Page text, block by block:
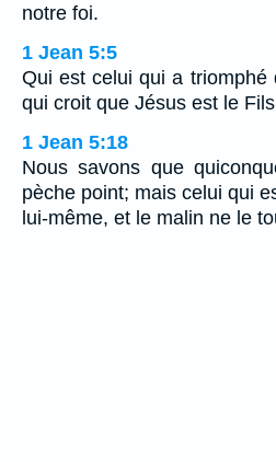
notre foi.
1 Jean 5:5
Qui est celui qui a triomphé
qui croit que Jésus est le
1 Jean 5:18
Nous savons que
pèche point; mais celui qui
lui-même, et le malin ne le